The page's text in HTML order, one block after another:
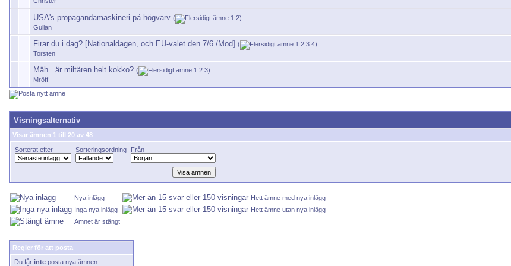
USA's propagandamaskineri på högvarv ( 1 2)
Gullan
Firar du i dag? [Nationaldagen, och EU-valet den 7/6 /Mod] ( 1 2 3 4)
Torsten
Mäh...är miltären helt kokko? ( 1 2 3)
Mröff
Visningsalternativ
Visar ämnen 1 till 20 av 48
Sorterat efter Sorteringsordning Från
Nya inlägg
Hett ämne med nya inlägg
Inga nya inlägg
Hett ämne utan nya inlägg
Ämnet är stängt
Regler för att posta
Du får inte posta nya ämnen